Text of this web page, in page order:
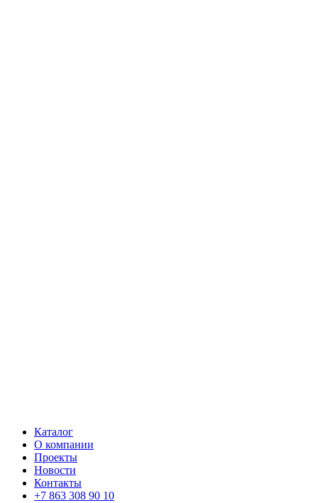
Каталог
О компании
Проекты
Новости
Контакты
+7 863 308 90 10